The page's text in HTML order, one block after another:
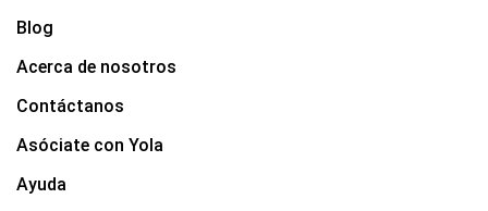
Blog
Acerca de nosotros
Contáctanos
Asóciate con Yola
Ayuda